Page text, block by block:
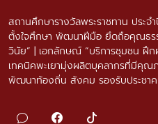
สถานศึกษารางวัลพระราชทาน ประ
ตั้งใจศึกษา พัฒนาฝีมือ ยึดถือคุณธร
วินัย” | เอกลักษณ์ “บริการชุมชน ฝึ
เทคนิคพะเยามุ่งผลิตบุคลากรที่มีคุณ
พัฒนาท้องถิ่น สังคม รองรับประชาค